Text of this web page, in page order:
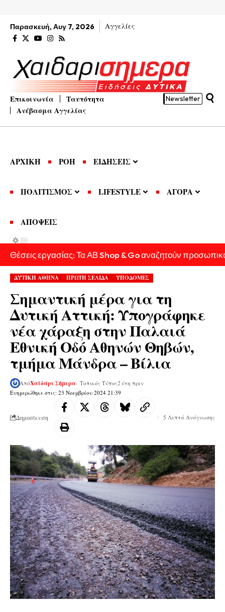
Παρασκευή, Αυγ 7, 2026 Αγγελίες
Επικοινωνία
Ταυτότητα
Ανέβασμα Αγγελίας
Newsletter
ΑΡΧΙΚΗ ΡΟΗ ΕΙΔΗΣΕΙΣ
ΠΟΛΙΤΙΣΜΟΣ LIFESTYLE ΑΓΟΡΑ
ΑΠΟΨΕΙΣ
Θέσεις εργασίας: Τα ΑΒ Shop & Go αναζητούν
ΔΥΤΙΚΗ ΑΘΗΝΑ ΠΡΩΤΗ ΣΕΛΙΔΑ ΥΠΟΔΟΜΕΣ
Σημαντική μέρα για τη
Δυτική Αττική: Υπογράφηκε
νέα χάραξη στην Παλαιά
Εθνική Οδό Αθηνών Θηβών,
τμήμα Μάνδρα – Βίλια
Ενημερώθηκε στις: 23 Νοεμβρίου 2024 21:39
ΑπόΧαϊδάρι Σήμερα- Τοπικός Τύπος2 έτη πριν
Δημοσίευση 5 Λεπτά Ανάγνωσης